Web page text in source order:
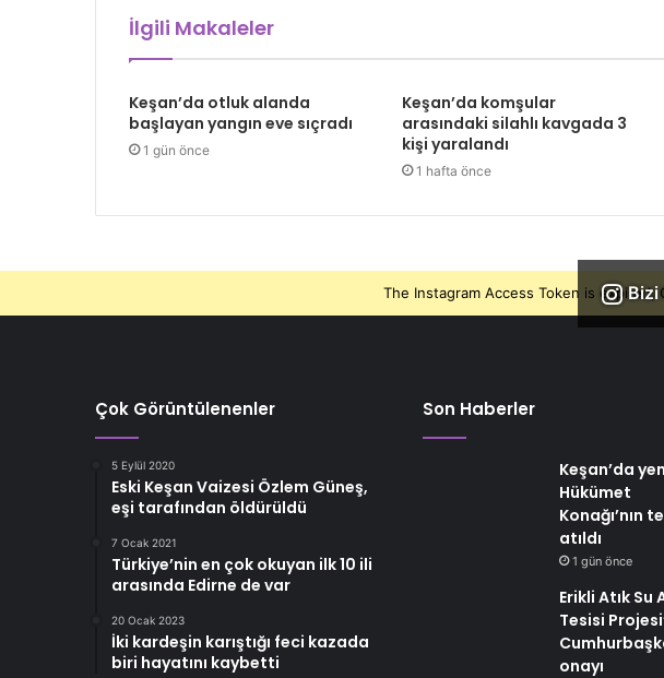
İlgili Makaleler
Keşan’da otluk alanda
başlayan yangın eve sıçradı
1 gün önce
Keşan’da komşular
arasındaki silahlı kavgada 3
kişi yaralandı
1 hafta önce
Bizi
The Instagram Access Token is
Çok Görüntülenenler
5 Eylül 2020
Eski Keşan Vaizesi Özlem Güneş,
eşi tarafından öldürüldü
7 Ocak 2021
Türkiye’nin en çok okuyan ilk 10 ili
arasında Edirne de var
20 Ocak 2023
İki kardeşin karıştığı feci kazada
biri hayatını kaybetti
Son Haberler
Keşan’da
Hükümet
Konağı’nın
atıldı
1 gün önce
Erikli Atık Su
Tesisi
onayı